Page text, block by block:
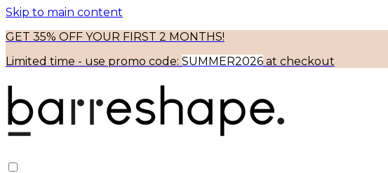
Skip to main content
GET 35% OFF YOUR FIRST 2 MONTHS!
Limited time - use promo code: SUMMER2026 at checkout